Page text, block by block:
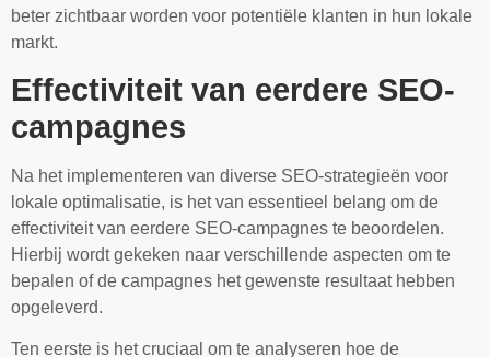
beter zichtbaar worden voor potentiële klanten in hun lokale
markt.
Effectiviteit van eerdere SEO-
campagnes
Na het implementeren van diverse SEO-strategieën voor
lokale optimalisatie, is het van essentieel belang om de
effectiviteit van eerdere SEO-campagnes te beoordelen.
Hierbij wordt gekeken naar verschillende aspecten om te
bepalen of de campagnes het gewenste resultaat hebben
opgeleverd.
Ten eerste is het cruciaal om te analyseren hoe de